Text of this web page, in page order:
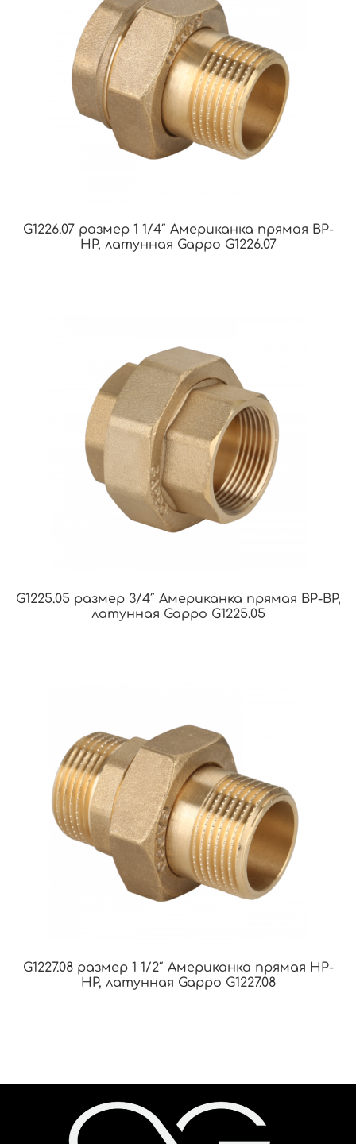
G1226.07 размер 1 1/4″ Американка прямая ВР-
НР, латунная Gappo G1226.07
G1225.05 размер 3/4″ Американка прямая ВР-ВР,
латунная Gappo G1225.05
G1227.08 размер 1 1/2″ Американка прямая НР-
НР, латунная Gappo G1227.08